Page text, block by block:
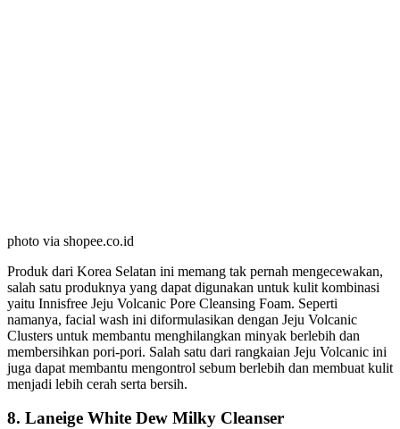
photo via shopee.co.id
Produk dari Korea Selatan ini memang tak pernah mengecewakan,
salah satu produknya yang dapat digunakan untuk kulit kombinasi
yaitu Innisfree Jeju Volcanic Pore Cleansing Foam. Seperti
namanya, facial wash ini diformulasikan dengan Jeju Volcanic
Clusters untuk membantu menghilangkan minyak berlebih dan
membersihkan pori-pori. Salah satu dari rangkaian Jeju Volcanic ini
juga dapat membantu mengontrol sebum berlebih dan membuat kulit
menjadi lebih cerah serta bersih.
8. Laneige White Dew Milky Cleanser